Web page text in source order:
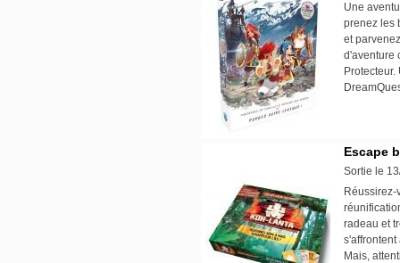
Une
prenez les
et
d'aventure
Escape
Sortie le
radeau et
Mais,